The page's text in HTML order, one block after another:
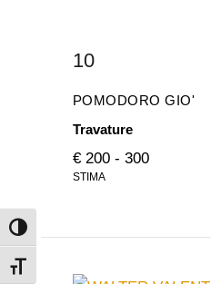
Attiva/disattiva alto contrasto
Attiva/disattiva dimensione testo
10
POMODORO GIO'
Travature
€ 200 - 300
STIMA